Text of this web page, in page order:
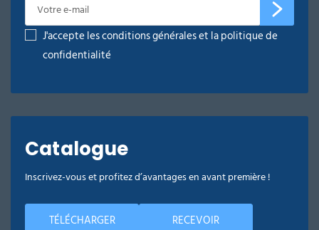
J'accepte les conditions générales et la politique de
confidentialité
Catalogue
Inscrivez-vous et profitez d’avantages en avant première !
TÉLÉCHARGER RECEVOIR